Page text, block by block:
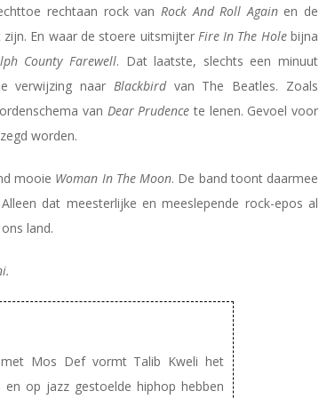
rechtaan rock van Rock And Roll Again en de
zijn. En waar de stoere uitsmijter Fire In The Holebijna
County Farewell. Dat laatste, slechts een minuut
verwijzing naar Blackbirdvan The Beatles. Zoals
van Dear Prudence te lenen. Gevoel voor
worden.
mooie Woman In The Moon. De band toont daarmee
dat meesterlijke en meeslepende rock-epos al
land.
met Mos Def vormt Talib Kweli het
op jazz gestoelde hiphop hebben